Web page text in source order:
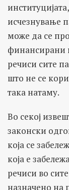
исчезнување
може да се
финансирани
речиси сите
што не се
така натаму.
Во секој
законски
која се
која е
речиси во
назначено на